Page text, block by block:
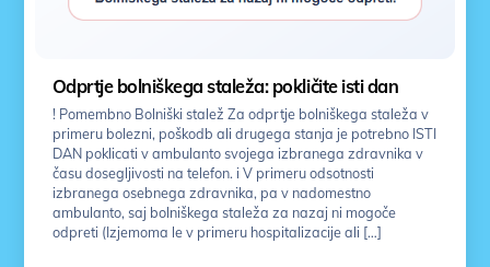
Odprtje bolniškega staleža: pokličite isti dan
! Pomembno Bolniški stalež Za odprtje bolniškega staleža v
primeru bolezni, poškodb ali drugega stanja je potrebno ISTI
DAN poklicati v ambulanto svojega izbranega zdravnika v
času dosegljivosti na telefon. i V primeru odsotnosti
izbranega osebnega zdravnika, pa v nadomestno
ambulanto, saj bolniškega staleža za nazaj ni mogoče
odpreti (Izjemoma le v primeru hospitalizacije ali […]